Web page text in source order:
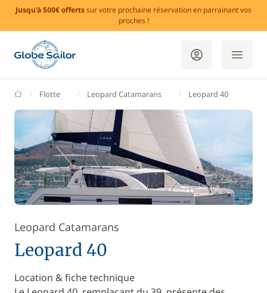
Jusqu'à 500€ offertssur votre prochaine réservation en parrainant vos
proches !
GlobeSailor
Flotte Leopard Catamarans Leopard 40
Leopard Catamarans
Leopard 40
Location & fiche technique